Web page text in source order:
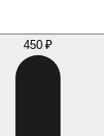
450 ₽